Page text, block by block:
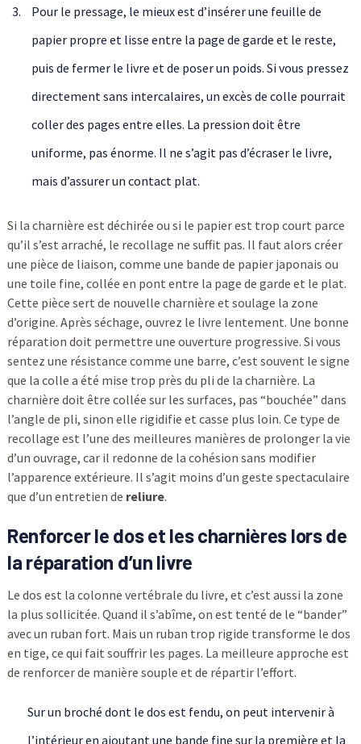
Pour le pressage, le mieux est d’insérer une feuille de
papier propre et lisse entre la page de garde et le reste,
puis de fermer le livre et de poser un poids. Si vous pressez
directement sans intercalaires, un excès de colle pourrait
coller des pages entre elles. La pression doit être
uniforme, pas énorme. Il ne s’agit pas d’écraser le livre,
mais d’assurer un contact plat.
Si la charnière est déchirée ou si le papier est trop court parce
qu’il s’est arraché, le recollage ne suffit pas. Il faut alors créer
une pièce de liaison, comme une bande de papier japonais ou
une toile fine, collée en pont entre la page de garde et le plat.
Cette pièce sert de nouvelle charnière et soulage la zone
d’origine. Après séchage, ouvrez le livre lentement. Une bonne
réparation doit permettre une ouverture progressive. Si vous
sentez une résistance comme une barre, c’est souvent le signe
que la colle a été mise trop près du pli de la charnière. La
charnière doit être collée sur les surfaces, pas “bouchée” dans
l’angle de pli, sinon elle rigidifie et casse plus loin. Ce type de
recollage est l’une des meilleures manières de prolonger la vie
d’un ouvrage, car il redonne de la cohésion sans modifier
l’apparence extérieure. Il s’agit moins d’un geste spectaculaire
que d’un entretien de reliure.
Renforcer le dos et les charnières lors de
la réparation d’un livre
Le dos est la colonne vertébrale du livre, et c’est aussi la zone
la plus sollicitée. Quand il s’abîme, on est tenté de le “bander”
avec un ruban fort. Mais un ruban trop rigide transforme le dos
en tige, ce qui fait souffrir les pages. La meilleure approche est
de renforcer de manière souple et de répartir l’effort.
Sur un broché dont le dos est fendu, on peut intervenir à
l’intérieur en ajoutant une bande fine sur la première et la